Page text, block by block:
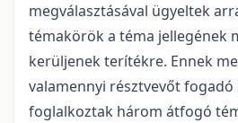
megválasztásával ügyeltek
témakörök a téma jellegének
kerüljenek terítékre. Ennek
valamennyi résztvevőt fogadó
foglalkoztak három átfogó